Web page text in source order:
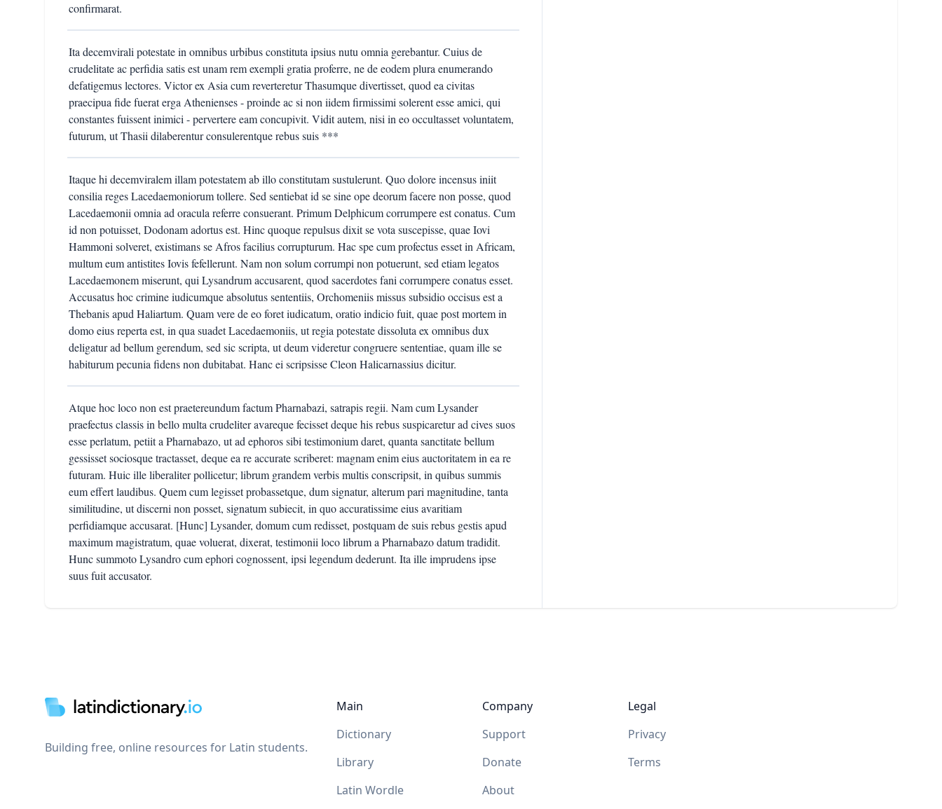
confirmarat.
Ita decemvirali potestate in omnibus urbibus constituta ipsius nutu omnia gerebantur. Cuius de
crudelitate ac perfidia satis est unam rem exempli gratia proferre, ne de eodem plura enumerando
defatigemus lectores. Victor ex Asia cum reverteretur Thasumque divertisset, quod ea civitas
praecipua fide fuerat erga Athenienses - proinde ac si non iidem firmissimi solerent esse amici, qui
constantes fuissent inimici - pervertere eam concupivit. Vidit autem, nisi in eo occultasset voluntatem,
futurum, ut Thasii dilaberentur consulerentque rebus suis ***
Itaque hi decemviralem illam potestatem ab illo constitutam sustulerunt. Quo dolore incensus iniit
consilia reges Lacedaemoniorum tollere. Sed sentiebat id se sine ope deorum facere non posse, quod
Lacedaemonii omnia ad oracula referre consuerant. Primum Delphicum corrumpere est conatus. Cum
id non potuisset, Dodonam adortus est. Hinc quoque repulsus dixit se vota suscepisse, quae Iovi
Hammoni solveret, existimans se Afros facilius corrupturum. Hac spe cum profectus esset in Africam,
multum eum antistites Iovis fefellerunt. Nam non solum corrumpi non potuerunt, sed etiam legatos
Lacedaemonem miserunt, qui Lysandrum accusarent, quod sacerdotes fani corrumpere conatus esset.
Accusatus hoc crimine iudicumque absolutus sententiis, Orchomeniis missus subsidio occisus est a
Thebanis apud Haliartum. Quam vere de eo foret iudicatum, oratio indicio fuit, quae post mortem in
domo eius reperta est, in qua suadet Lacedaemoniis, ut regia potestate dissoluta ex omnibus dux
deligatur ad bellum gerendum, sed sic scripta, ut deum videretur congruere sententiae, quam ille se
habiturum pecunia fidens non dubitabat. Hanc ei scripsisse Cleon Halicarnassius dicitur.
Atque hoc loco non est praetereundum factum Pharnabazi, satrapis regii. Nam cum Lysander
praefectus classis in bello multa crudeliter avareque fecisset deque his rebus suspicaretur ad cives suos
esse perlatum, petiit a Pharnabazo, ut ad ephoros sibi testimonium daret, quanta sanctitate bellum
gessisset sociosque tractasset, deque ea re accurate scriberet: magnam enim eius auctoritatem in ea re
futuram. Huic ille liberaliter pollicetur; librum grandem verbis multis conscripsit, in quibus summis
eum effert laudibus. Quem cum legisset probassetque, dum signatur, alterum pari magnitudine, tanta
similitudine, ut discerni non posset, signatum subiecit, in quo accuratissime eius avaritiam
perfidiamque accusarat. [Hunc] Lysander, domum cum redisset, postquam de suis rebus gestis apud
maximum magistratum, quae voluerat, dixerat, testimonii loco librum a Pharnabazo datum tradidit.
Hunc summoto Lysandro cum ephori cognossent, ipsi legendum dederunt. Ita ille imprudens ipse
suus fuit accusator.
Building free, online resources for Latin students.
Main
Dictionary
Library
Latin Wordle
Company
Support
Donate
About
Legal
Privacy
Terms